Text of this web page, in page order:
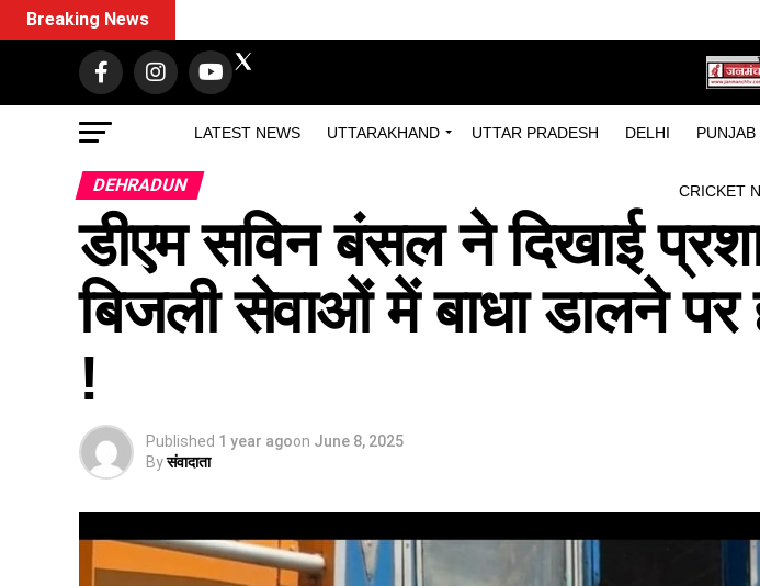
LATEST NEWS UTTARAKHAND UTTAR PRADESH DELHI PUNJAB
CRICKET
Breaking News
DEHRADUN
डीएम सविन बंसल ने दिखाई
बिजली सेवाओं में बाधा डालने पर
!
Published 1 year agoon June 8, 2025
Byसंवादाता